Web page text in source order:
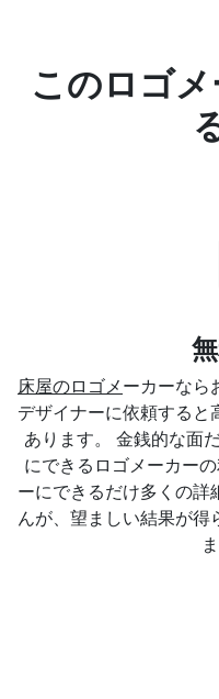
このロゴ
床屋のロゴメ ーカーなら
デザイナーに依頼すると
あります。 金銭的な面
にできるロゴメーカー
ーにできるだけ多くの詳
んが、望ましい結果が得